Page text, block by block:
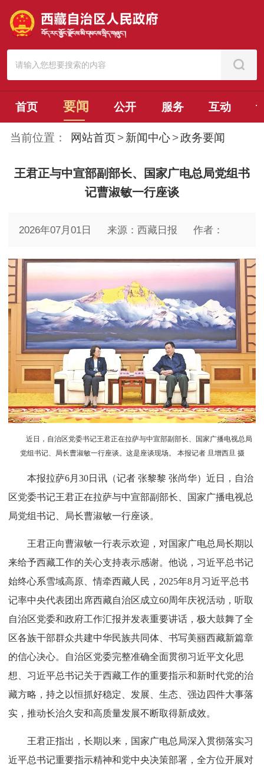
首页 要闻 公开 服务 互动
当前位置： 网站首页 > 新闻中心 >政务要闻
王君正与中宣部副部长、国家广电总局党组书
记曹淑敏一行座谈
2026年07月01日 来源：西藏日报 作者：
近日，自治区党委书记王君正在拉萨与中宣部副部长、国家广播电视总局
党组书记、局长曹淑敏一行座谈。这是座谈现场。 本报记者 旦增西旦 摄
本报拉萨6月30日讯（记者 张黎黎 张尚华）近日，自治
区党委书记王君正在拉萨与中宣部副部长、国家广播电视总
局党组书记、局长曹淑敏一行座谈。
王君正向曹淑敏一行表示欢迎，对国家广电总局长期以
来给予西藏工作的关心支持表示感谢。他说，习近平总书记
始终心系雪域高原、情牵西藏人民，2025年8月习近平总书
记率中央代表团出席西藏自治区成立60周年庆祝活动，听取
自治区党委和政府工作汇报并发表重要讲话，极大鼓舞了全
区各族干部群众共建中华民族共同体、书写美丽西藏新篇章
的信心决心。自治区党委完整准确全面贯彻习近平文化思
想、习近平总书记关于西藏工作的重要指示和新时代党的治
藏方略，持之以恒抓好稳定、发展、生态、强边四件大事落
实，推动长治久安和高质量发展不断取得新成效。
王君正指出，长期以来，国家广电总局深入贯彻落实习
近平总书记重要指示精神和党中央决策部署，全方位开展对